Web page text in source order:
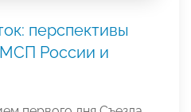
перспективы
России и